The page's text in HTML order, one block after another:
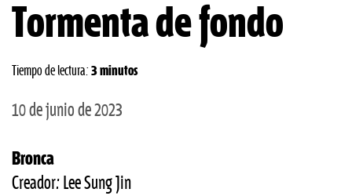
Tormenta de fondo
Tiempo de lectura: 3 minutos
10 de junio de 2023
Bronca
Creador: Lee Sung Jin